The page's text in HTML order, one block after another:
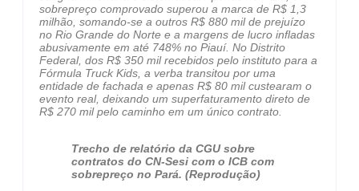
sobrepreço comprovado superou a marca de R$ 1,3
milhão, somando-se a outros R$ 880 mil de prejuízo
no Rio Grande do Norte e a margens de lucro infladas
abusivamente em até 748% no Piauí. No Distrito
Federal, dos R$ 350 mil recebidos pelo instituto para a
Fórmula Truck Kids, a verba transitou por uma
entidade de fachada e apenas R$ 80 mil custearam o
evento real, deixando um superfaturamento direto de
R$ 270 mil pelo caminho em um único contrato.
Trecho de relatório da CGU sobre
contratos do CN-Sesi com o ICB com
sobrepreço no Pará. (Reprodução)